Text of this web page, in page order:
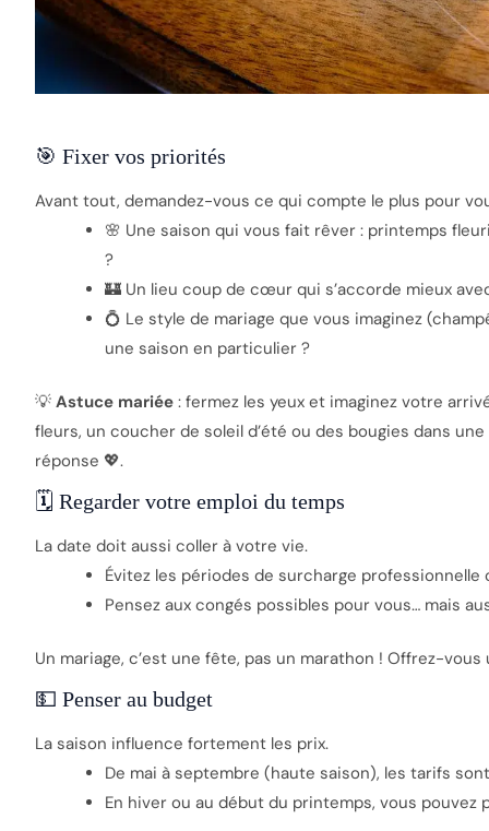
🎯 Fixer vos priorités
Avant tout, demandez-vous ce qui compte le plus pour
🌸 Une saison qui vous fait rêver : printemps
?
🏰 Un lieu coup de cœur qui s’accorde mieux
💍 Le style de mariage que vous imaginez
une saison en particulier ?
💡 Astuce mariée: fermez les yeux et imaginez votre
fleurs, un coucher de soleil d’été ou des bougies dans
réponse 💖.
🗓️ Regarder votre emploi du temps
La date doit aussi coller à votre vie.
Évitez les périodes de surcharge professionnelle
Pensez aux congés possibles pour vous… mais
Un mariage, c’est une fête, pas un marathon ! Offrez-
💵 Penser au budget
La saison influence fortement les prix.
De mai à septembre (haute saison), les tarifs
En hiver ou au début du printemps, vous pouvez